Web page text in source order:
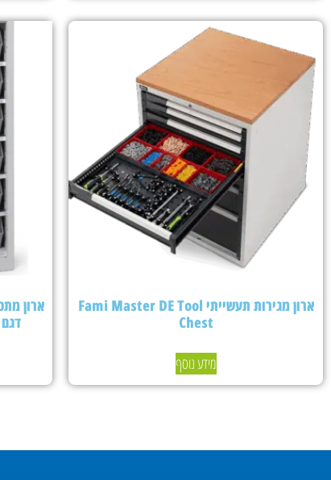
ארון מגירות תעשייתי Fami Master DE Tool
Chest
מידע נוסף
דגם PERFOMAK01 – צבע אפור בהיר